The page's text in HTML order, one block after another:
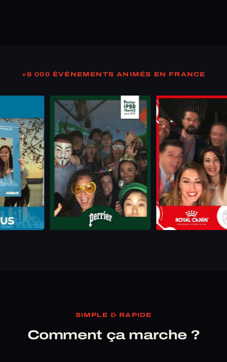
+8 000 ÉVÉNEMENTS ANIMÉS EN FRANCE
SIMPLE & RAPIDE
Comment ça marche ?